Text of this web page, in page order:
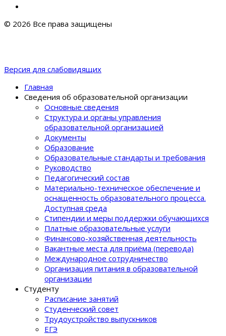
© 2026 Все права защищены
Версия для слабовидящих
Главная
Сведения об образовательной организации
Основные сведения
Структура и органы управления
образовательной организацией
Документы
Образование
Образовательные стандарты и требования
Руководство
Педагогический состав
Материально-техническое обеспечение и
оснащенность образовательного процеcса.
Доступная среда
Стипендии и меры поддержки обучающихся
Платные образовательные услуги
Финансово-хозяйственная деятельность
Вакантные места для приёма (перевода)
Международное сотрудничество
Организация питания в образовательной
организации
Студенту
Расписание занятий
Студенческий совет
Трудоустройство выпускников
ЕГЭ